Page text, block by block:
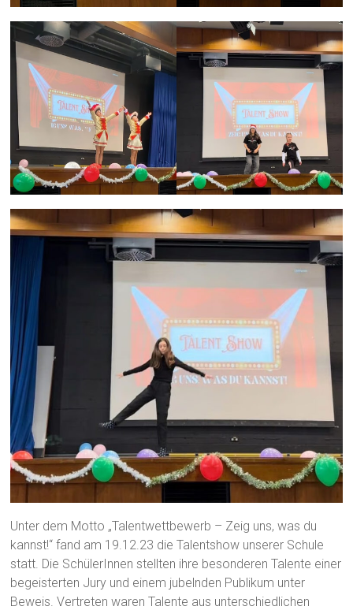
Unter dem Motto „Talentwettbewerb – Zeig uns, was du
kannst!“ fand am 19.12.23 die Talentshow unserer Schule
statt. Die SchülerInnen stellten ihre besonderen Talente einer
begeisterten Jury und einem jubelnden Publikum unter
Beweis. Vertreten waren Talente aus unterschiedlichen